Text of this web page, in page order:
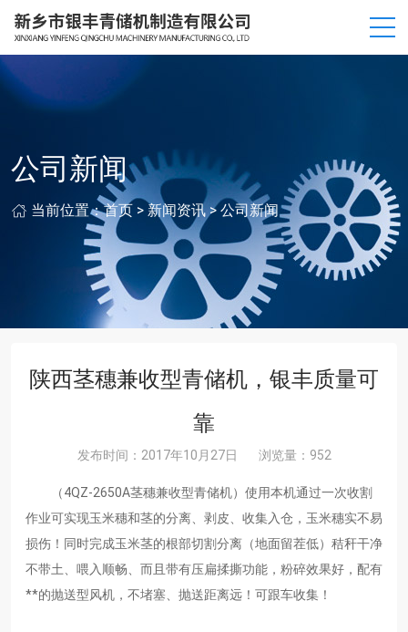
公司新闻
当前位置：首页 > 新闻资讯 >公司新闻
陕西茎穗兼收型青储机，银丰质量可
靠
发布时间：2017年10月27日 浏览量：952
（4QZ-2650A茎穗兼收型青储机）使用本机通过一次收割
作业可实现玉米穗和茎的分离、剥皮、收集入仓，玉米穗实不易
损伤！同时完成玉米茎的根部切割分离（地面留茬低）秸秆干净
不带土、喂入顺畅、而且带有压扁揉撕功能，粉碎效果好，配有
**的抛送型风机，不堵塞、抛送距离远！可跟车收集！